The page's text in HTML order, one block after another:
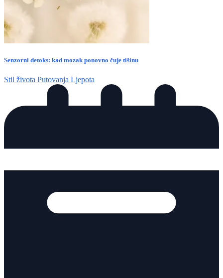
Senzorni detoks: kad mozak ponovno čuje tišinu
Stil života Putovanja Ljepota